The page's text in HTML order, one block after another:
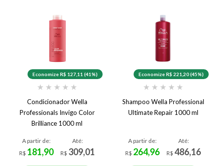
Economize R$ 127,11 (41%)
★ ★ ★ ★ ★
Condicionador Wella
Professionals Invigo Color
Brilliance 1000 ml
A partir de:
R$ 181,90
Até:
R$ 309,01
Economize R$ 221,20 (45%)
★ ★ ★ ★ ★
Shampoo Wella Professional
Ultimate Repair 1000 ml
A partir de:
R$ 264,96
Até:
R$486,16